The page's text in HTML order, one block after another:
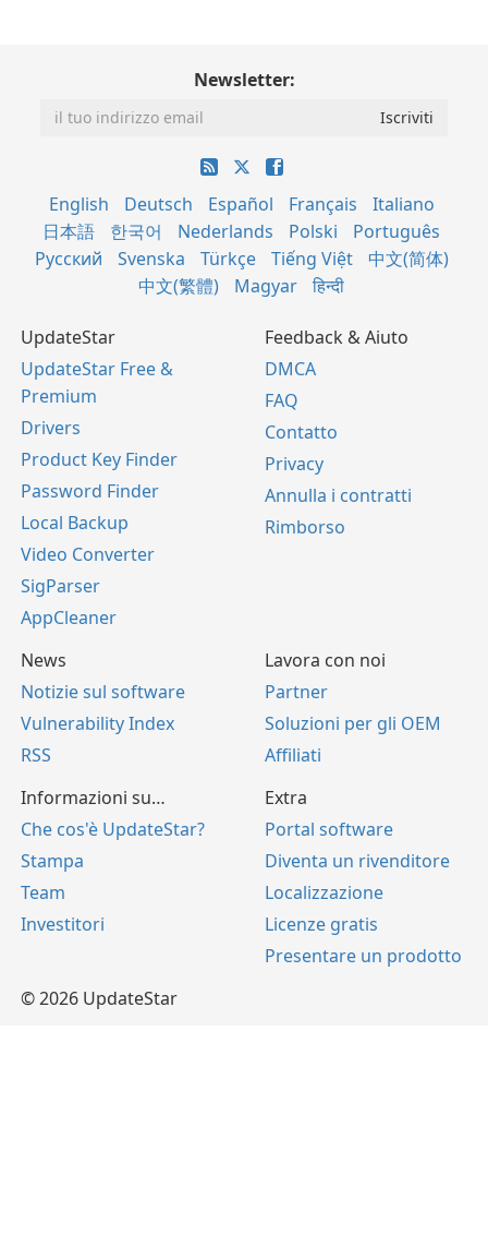
Newsletter:
English Deutsch Español Français
Italiano
日本語
한국어 Nederlands Polski
Português
Русский
Svenska Türkçe Tiếng Việt
中文(简体)
中文(繁體)
Magyar हिन्दी
UpdateStar
UpdateStar Free &
Premium
Drivers
Product Key Finder
Password Finder
Local Backup
Video Converter
SigParser
AppCleaner
Feedback & Aiuto
DMCA
FAQ
Contatto
Privacy
Annulla i contratti
Rimborso
News
Notizie sul software
Vulnerability Index
RSS
Lavora con noi
Partner
Soluzioni per gli OEM
Affiliati
Informazioni su…
Che cos'è UpdateStar?
Stampa
Team
Investitori
Extra
Portal software
Diventa un rivenditore
Localizzazione
Licenze gratis
Presentare un prodotto
© 2026 UpdateStar